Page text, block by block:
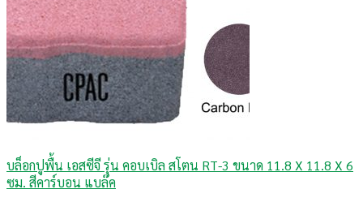
บล็อกปูพื้น เอสซีจี รุ่น คอบเบิล สโตน RT-3 ขนาด 11.8 X 11.8 X 6
ซม. สีคาร์บอน แบล๊ค